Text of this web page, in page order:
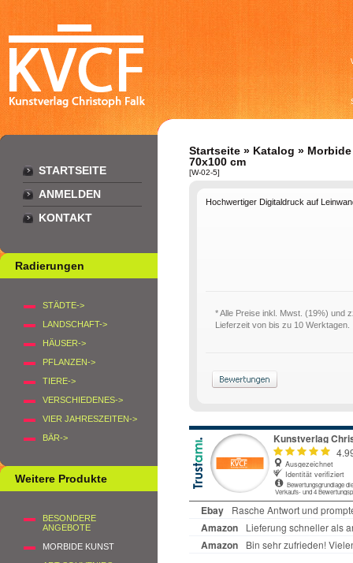
STARTSEITE
ANMELDEN
KONTAKT
Radierungen
STÄDTE->
LANDSCHAFT->
HÄUSER->
PFLANZEN->
TIERE->
VERSCHIEDENES->
VIER JAHRESZEITEN->
BÄR->
Weitere Produkte
BESONDERE
ANGEBOTE
MORBIDE KUNST
Startseite » Katalog »
70x100 cm
[W-02-5]
Hochwertiger Digitaldruck auf
* Alle Preise inkl. Mwst. (19%) und
Lieferzeit von bis zu 10 Werktagen.